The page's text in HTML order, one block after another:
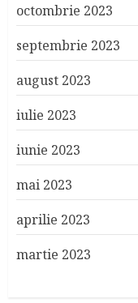
octombrie 2023
septembrie 2023
august 2023
iulie 2023
iunie 2023
mai 2023
aprilie 2023
martie 2023